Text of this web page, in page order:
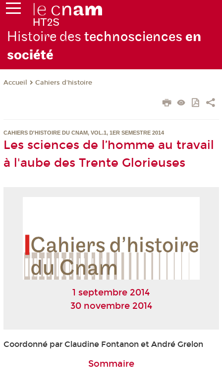
Histoire des technosciences en
société
Accueil Cahiers d'histoire
CAHIERS D'HISTOIRE DU CNAM, VOL.1, 1ER SEMESTRE 2014
Les sciences de l’homme au travail
à l'aube des Trente Glorieuses
1 septembre 2014
30 novembre 2014
Coordonné par Claudine Fontanon et André Grelon
Sommaire